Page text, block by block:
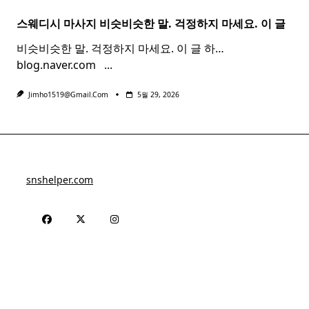
스웨디시 마사지 비슷비슷한 말. 걱정하지 마세요. 이 글
비슷비슷한 말. 걱정하지 마세요. 이 글 하…
blog.naver.com ​ ​
...
Jimho1519@gmail.com 5월 29, 2026
snshelper.com